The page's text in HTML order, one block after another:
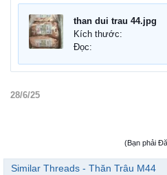
than dui trau 44.jpg
Kích thước:
Đọc:
28/6/25
(Bạn phải
Similar Threads - Thăn Trâu M44